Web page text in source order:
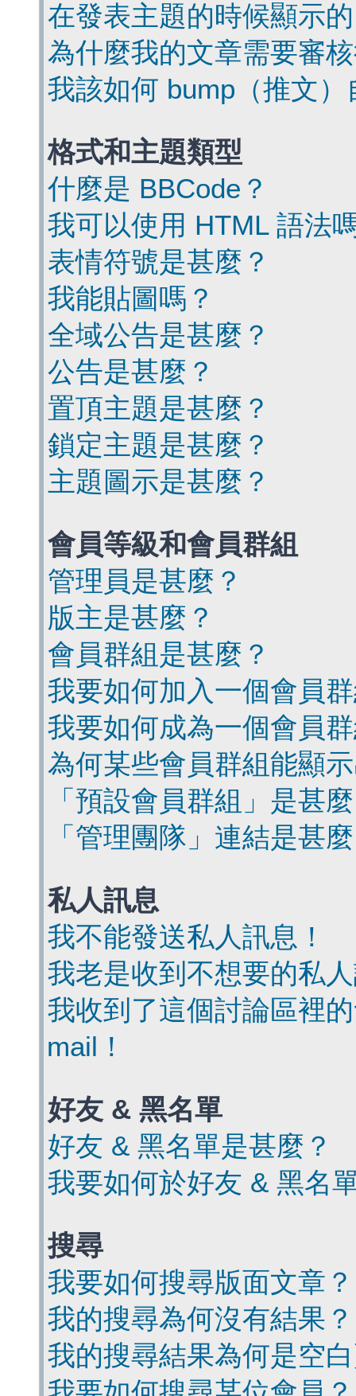
在發表主題的時候顯示
為什麼我的文章需要審
我該如何 bump（推文
格式和主題類型
什麼是 BBCode？
我可以使用 HTML 語法
表情符號是甚麼？
我能貼圖嗎？
全域公告是甚麼？
公告是甚麼？
置頂主題是甚麼？
鎖定主題是甚麼？
主題圖示是甚麼？
會員等級和會員群組
管理員是甚麼？
版主是甚麼？
會員群組是甚麼？
我要如何加入一個會員
我要如何成為一個會員
為何某些會員群組能顯
「預設會員群組」是甚
「管理團隊」連結是甚
私人訊息
我不能發送私人訊息！
我老是收到不想要的私
我收到了這個討論區裡
mail！
好友 & 黑名單
好友 & 黑名單是甚麼？
我要如何於好友 & 黑名
搜尋
我要如何搜尋版面文章？
我的搜尋為何沒有結果？
我的搜尋結果為何是空